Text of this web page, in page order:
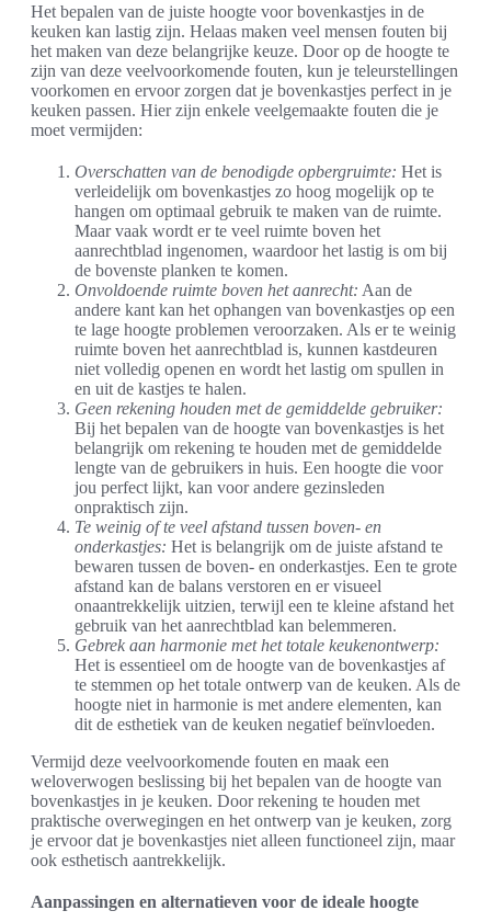
Het bepalen van de juiste hoogte voor bovenkastjes in de
keuken kan lastig zijn. Helaas maken veel mensen fouten bij
het maken van deze belangrijke keuze. Door op de hoogte te
zijn van deze veelvoorkomende fouten, kun je teleurstellingen
voorkomen en ervoor zorgen dat je bovenkastjes perfect in je
keuken passen. Hier zijn enkele veelgemaakte fouten die je
moet vermijden:
Overschatten van de benodigde opbergruimte: Het is
verleidelijk om bovenkastjes zo hoog mogelijk op te
hangen om optimaal gebruik te maken van de ruimte.
Maar vaak wordt er te veel ruimte boven het
aanrechtblad ingenomen, waardoor het lastig is om bij
de bovenste planken te komen.
Onvoldoende ruimte boven het aanrecht: Aan de
andere kant kan het ophangen van bovenkastjes op een
te lage hoogte problemen veroorzaken. Als er te weinig
ruimte boven het aanrechtblad is, kunnen kastdeuren
niet volledig openen en wordt het lastig om spullen in
en uit de kastjes te halen.
Geen rekening houden met de gemiddelde gebruiker:
Bij het bepalen van de hoogte van bovenkastjes is het
belangrijk om rekening te houden met de gemiddelde
lengte van de gebruikers in huis. Een hoogte die voor
jou perfect lijkt, kan voor andere gezinsleden
onpraktisch zijn.
Te weinig of te veel afstand tussen boven- en
onderkastjes: Het is belangrijk om de juiste afstand te
bewaren tussen de boven- en onderkastjes. Een te grote
afstand kan de balans verstoren en er visueel
onaantrekkelijk uitzien, terwijl een te kleine afstand het
gebruik van het aanrechtblad kan belemmeren.
Gebrek aan harmonie met het totale keukenontwerp:
Het is essentieel om de hoogte van de bovenkastjes af
te stemmen op het totale ontwerp van de keuken. Als de
hoogte niet in harmonie is met andere elementen, kan
dit de esthetiek van de keuken negatief beïnvloeden.
Vermijd deze veelvoorkomende fouten en maak een
weloverwogen beslissing bij het bepalen van de hoogte van
bovenkastjes in je keuken. Door rekening te houden met
praktische overwegingen en het ontwerp van je keuken, zorg
je ervoor dat je bovenkastjes niet alleen functioneel zijn, maar
ook esthetisch aantrekkelijk.
Aanpassingen en alternatieven voor de ideale hoogte